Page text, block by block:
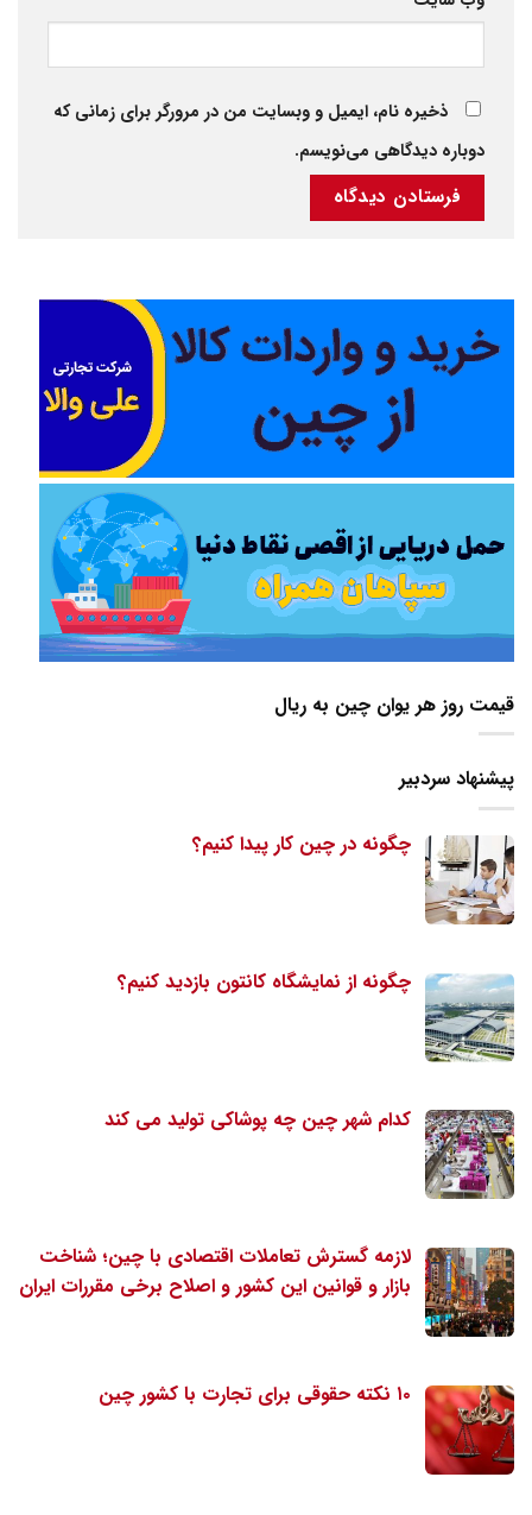
ذخیره نام، ایمیل و وبسایت من در مرورگر برای زمانی که
دوباره دیدگاهی می‌نویسم.
قیمت روز هر یوان چین به ریال
پیشنهاد سردبیر
چگونه در چین کار پیدا کنیم؟
چگونه از نمایشگاه کانتون بازدید کنیم؟
کدام شهر چین چه پوشاکی تولید می کند
لازمه گسترش تعاملات اقتصادی با چین؛ شناخت
بازار و قوانین این کشور و اصلاح برخی مقررات ایران
۱۰ نکته حقوقی برای تجارت با کشور چین